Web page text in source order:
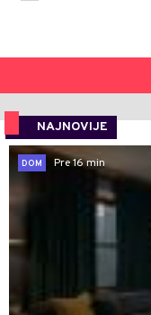
NAJNOVIJE
DOM
Pre 16 min